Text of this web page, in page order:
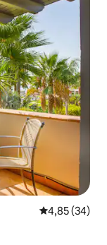
Gemiddelde
4,85 (34)